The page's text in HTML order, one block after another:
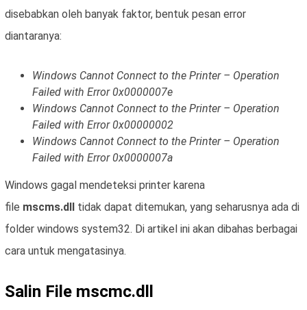
disebabkan oleh banyak faktor, bentuk pesan error
diantaranya:
Windows Cannot Connect to the Printer – Operation
Failed with Error 0x0000007e
Windows Cannot Connect to the Printer – Operation
Failed with Error 0x00000002
Windows Cannot Connect to the Printer – Operation
Failed with Error 0x0000007a
Windows gagal mendeteksi printer karena
file mscms.dll tidak dapat ditemukan, yang seharusnya ada di
folder windows system32. Di artikel ini akan dibahas berbagai
cara untuk mengatasinya.
Salin File mscmc.dll